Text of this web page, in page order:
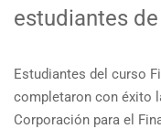
estudiantes de
Estudiantes del curso
completaron con éxito
Corporación para el